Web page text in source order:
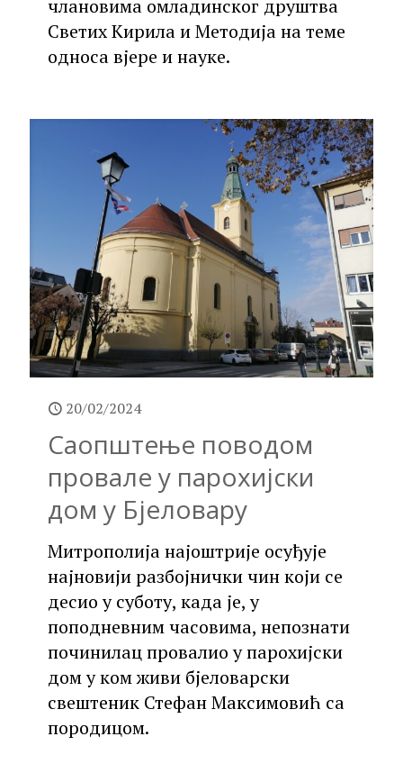
члановима омладинског друштва
Светих Кирила и Методија на теме
односа вјере и науке.
20/02/2024
Саопштење поводом
провале у парохијски
дом у Бјеловару
Митрополија најоштрије осуђује
најновији разбојнички чин који се
десио у суботу, када је, у
поподневним часовима, непознати
починилац провалио у парохијски
дом у ком живи бјеловарски
свештеник Стефан Максимовић са
породицом.